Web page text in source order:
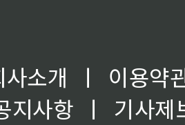
사소개 ㅣ
이용약
지사항
ㅣ
기사제